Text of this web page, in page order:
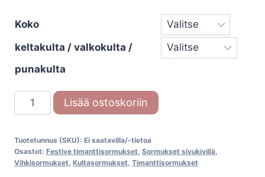
Koko
keltakulta / valkokulta /
punakulta
Festive
Ariel
402-
040
Lisää ostoskoriin
Tuotetunnus (SKU): Ei saatavilla/-tietoa
Osastot: Festive timanttisormukset, Sormukset sivukivillä,
Vihkisormukset, Kultasormukset, Timanttisormukset